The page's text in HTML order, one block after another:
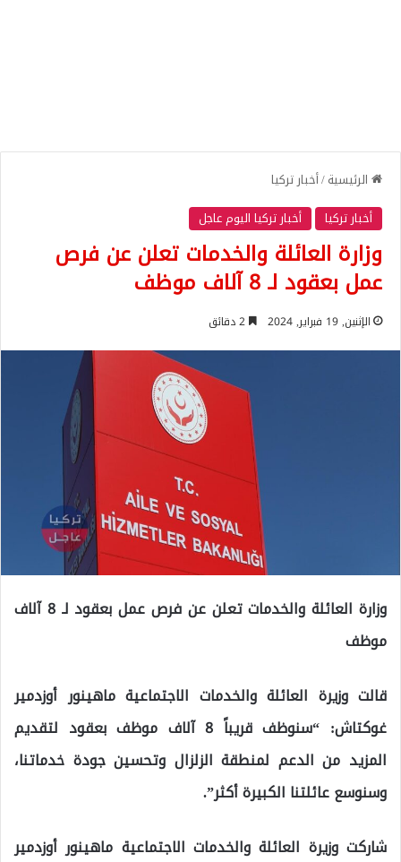
الرئيسية/أخبار تركيا
أخبار تركيا
أخبار تركيا اليوم عاجل
وزارة العائلة والخدمات تعلن عن فرص
عمل بعقود لـ 8 آلاف موظف
الإثنين, 19 فبراير, 2024
وزارة العائلة والخدمات تعلن عن فرص عمل بعقود لـ 8 آلاف
موظف
قالت وزيرة العائلة والخدمات الاجتماعية ماهينور أوزدمير
غوكتاش: “سنوظف قريباً 8 آلاف موظف بعقود لتقديم
المزيد من الدعم لمنطقة الزلزال وتحسين جودة خدماتنا،
وسنوسع عائلتنا الكبيرة أكثر”.
شاركت وزيرة العائلة والخدمات الاجتماعية ماهينور أوزدمير